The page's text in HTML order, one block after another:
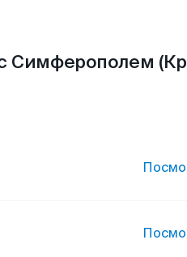
Симферополем